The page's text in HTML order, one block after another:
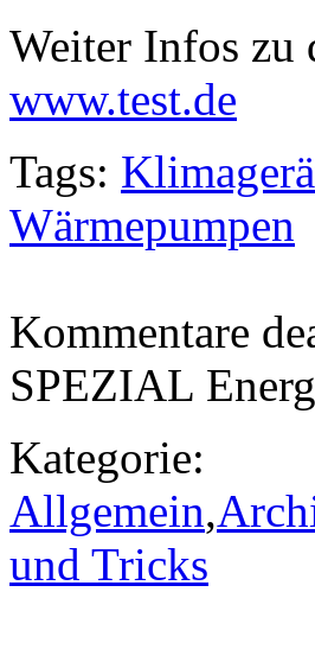
Weiter Infos zu
www.test.de
Tags:
Wärmepumpen
Kommentare
SPEZIAL
Kategorie:
Allgemein,
und Tricks